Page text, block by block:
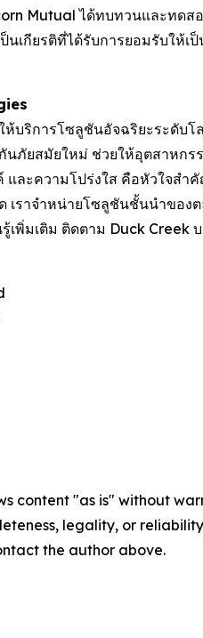
Mutual ได้ทบทวนและทด
นเกียรติที่ได้รับการยอมรับใ
ห้บริการโซลูชันอัจฉริยะระดั
ภัยสมัยใหม่ ช่วยให้อุตสาหกร
และความโปร่งใส คือหัวใจส
ราจำหน่ายโซลูชันชั้นนำของต
รู้เพิ่มเติม ติดตาม Duck Creek
content "as is" without
legality, or
the author above.